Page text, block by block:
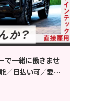
で一緒に働きませ
／日払い可／愛知